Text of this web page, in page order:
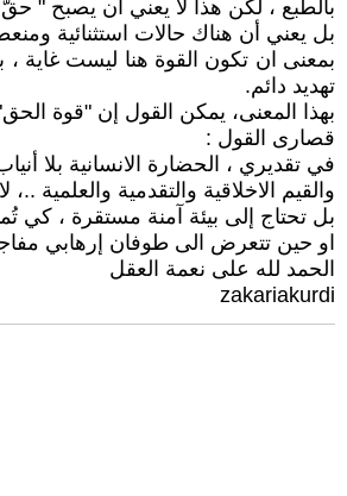
بالطبع ، لكن هذا لا يعني أن يصبح " حقّ
بل يعني أن هناك حالات استثنائية
بمعنى ان تكون القوة هنا ليست غاية
تهديد دائم.
بهذا المعنى، يمكن القول إن "قوة
قصارى القول :
في تقديري ، الحضارة الانسانية بلا
والقيم الاخلاقية والتقدمية والعلمية
بل تحتاج إلى بيئة آمنة مستقرة ، كي
او حين تتعرض الى طوفان إرهابي
الحمد لله على نعمة العقل
zakariakurdi